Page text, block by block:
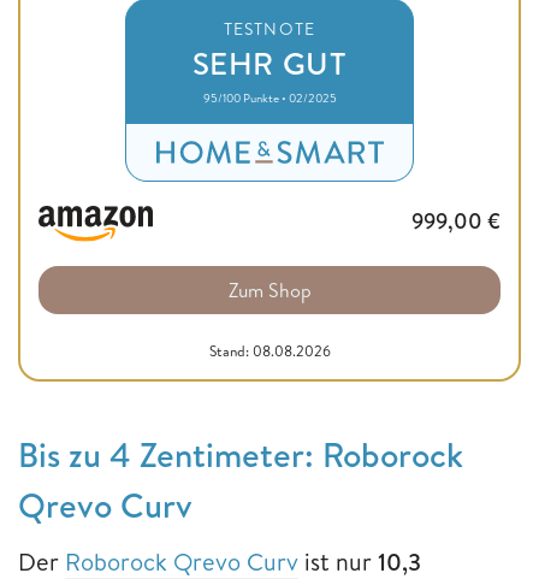
TESTNOTE
SEHR GUT
95/100 Punkte • 02/2025
999,00 €
Zum Shop
Stand: 08.08.2026
Bis zu 4 Zentimeter: Roborock
Qrevo Curv
Der Roborock Qrevo Curv ist nur10,3